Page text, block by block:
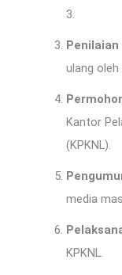
3.
ulang oleh
Kantor
(KPKNL).
media
KPKNL.